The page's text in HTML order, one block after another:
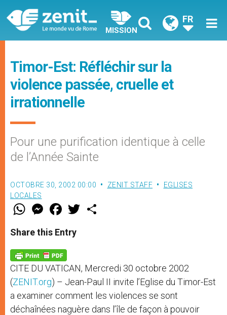
MISSION
FR
Timor-Est: Réfléchir sur la
violence passée, cruelle et
irrationnelle
Pour une purification identique à celle
de l’Année Sainte
OCTOBRE 30, 2002 00:00 ZENIT STAFF
EGLISES
LOCALES
W
t
s
p
p
M
e
s
e
g
e
r
F
a
e
b
o
k
w
Share this Entry
CITE DU VATICAN, Mercredi 30 octobre 2002
(ZENIT.org) – Jean-Paul II invite l’Eglise du Timor-Est
a examiner comment les violences se sont
déchaînées naguère dans l’île de façon à pouvoir